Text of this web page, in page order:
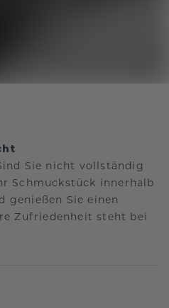
Sie nicht vollständig
Schmuckstück innerhalb
genießen Sie einen
Zufriedenheit steht bei